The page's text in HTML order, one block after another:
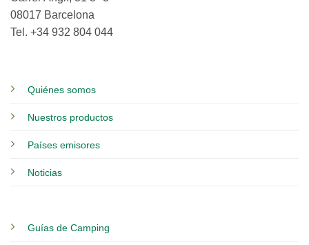
08017 Barcelona
Tel. +34 932 804 044
Quiénes somos
Nuestros productos
Países emisores
Noticias
Guías de Camping